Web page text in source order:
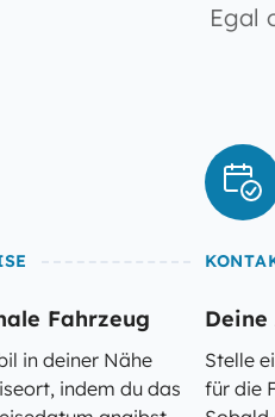
Egal
Fahrzeug
in deiner Nähe
indem du das
Stelle
für die